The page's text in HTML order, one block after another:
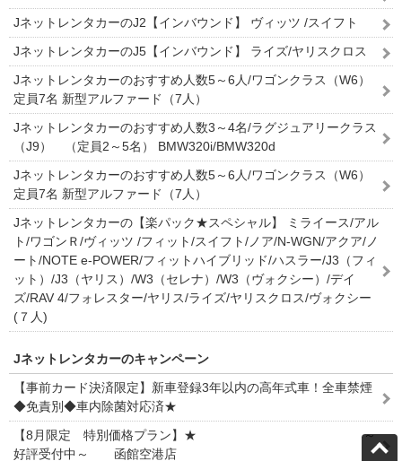
JネットレンタカーのJ2【インバウンド】 ヴィッツ /スイフト
JネットレンタカーのJ5【インバウンド】 ライズ/ヤリスクロス
Jネットレンタカーのおすすめ人数5～6人/ワゴンクラス（W6）
定員7名 新型アルファード（7人）
Jネットレンタカーのおすすめ人数3～4名/ラグジュアリークラス
（J9） （定員2～5名） BMW320i/BMW320d
Jネットレンタカーのおすすめ人数5～6人/ワゴンクラス（W6）
定員7名 新型アルファード（7人）
Jネットレンタカーの【楽パック★スペシャル】 ミライース/アル
ト/ワゴンＲ/ヴィッツ /フィット/スイフト/ノア/N-WGN/アクア/ノ
ート/NOTE e-POWER/フィットハイブリッド/ハスラー/J3（フィ
ット）/J3（ヤリス）/W3（セレナ）/W3（ヴォクシー）/デイ
ズ/RAV 4/フォレスター/ヤリス/ライズ/ヤリスクロス/ヴォクシー
(７人)
Jネットレンタカーのキャンペーン
【事前カード決済限定】新車登録3年以内の高年式車！全車禁煙
◆免責別◆車内除菌対応済★
【8月限定 特別価格プラン】★ ～
好評受付中～ 函館空港店